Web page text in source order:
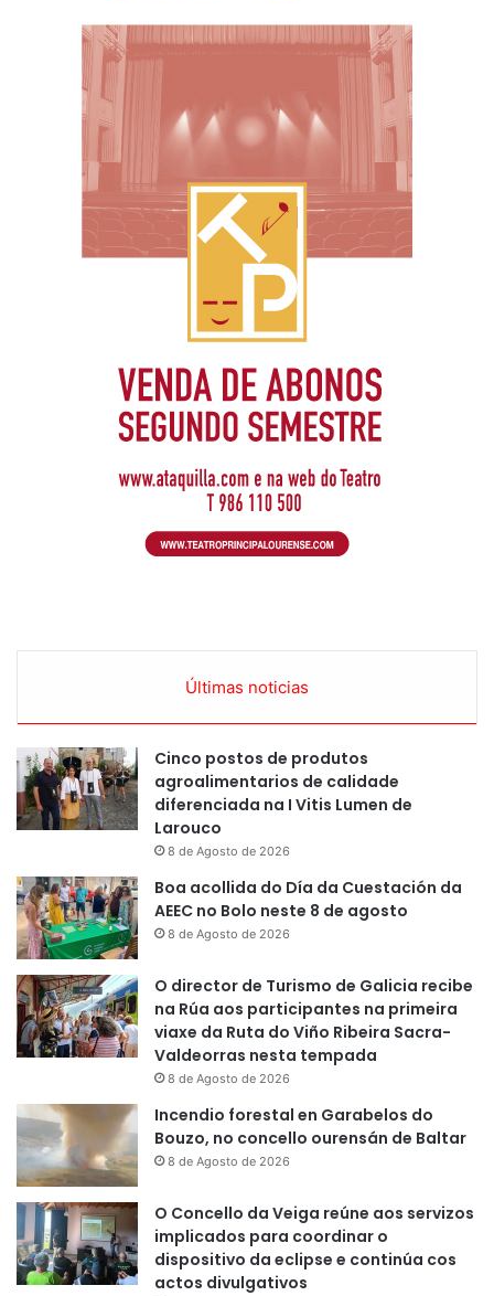
Últimas noticias
Cinco postos de produtos
agroalimentarios de calidade
diferenciada na I Vitis Lumen de
Larouco
8 de Agosto de 2026
Boa acollida do Día da Cuestación da
AEEC no Bolo neste 8 de agosto
8 de Agosto de 2026
O director de Turismo de Galicia recibe
na Rúa aos participantes na primeira
viaxe da Ruta do Viño Ribeira Sacra-
Valdeorras nesta tempada
8 de Agosto de 2026
Incendio forestal en Garabelos do
Bouzo, no concello ourensán de Baltar
8 de Agosto de 2026
O Concello da Veiga reúne aos servizos
implicados para coordinar o
dispositivo da eclipse e continúa cos
actos divulgativos